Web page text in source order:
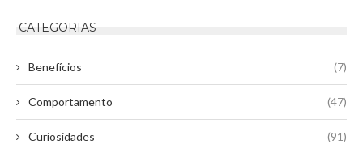
CATEGORIAS
Benefícios (7)
Comportamento (47)
Curiosidades (91)